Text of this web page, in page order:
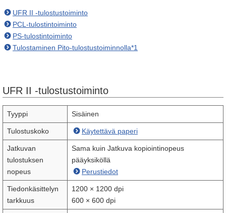
UFR II -tulostustoiminto
PCL-tulostintoiminto
PS-tulostintoiminto
Tulostaminen Pito-tulostustoiminnolla*1
UFR II -tulostustoiminto
Tyyppi Sisäinen
Tulostuskoko Käytettävä paperi
Jatkuvan
tulostuksen
nopeus
Sama kuin Jatkuva kopiointinopeus
pääyksiköllä
Perustiedot
Tiedonkäsittelyn
tarkkuus
1200 × 1200 dpi
600 × 600 dpi